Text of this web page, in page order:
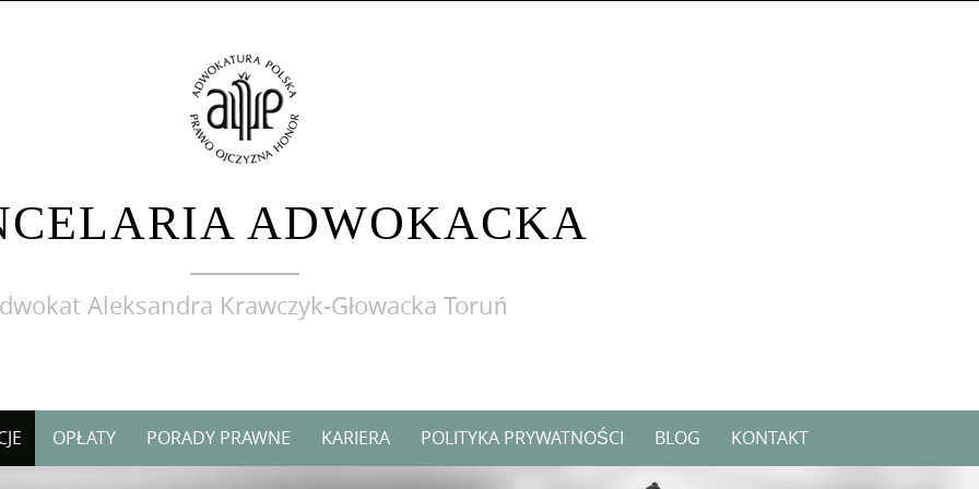
ADWOKACKA
Aleksandra Krawczyk-Głowacka Toruń
OPŁATY PORADY PRAWNE KARIERA POLITYKA PRYWATNOŚCI BLOG KONTAKT